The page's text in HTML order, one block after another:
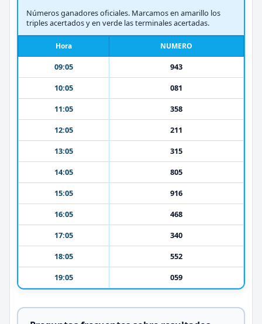
Números ganadores oficiales. Marcamos en amarillo los
triples acertados y en verde las terminales acertadas.
Hora NUMERO
09:05
943
10:05
081
11:05
358
12:05
211
13:05
315
14:05
805
15:05
916
16:05
468
17:05
340
18:05
552
19:05
059